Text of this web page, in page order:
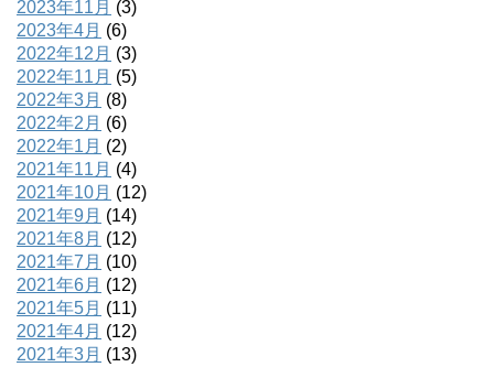
2023年11月 (3)
2023年4月 (6)
2022年12月 (3)
2022年11月 (5)
2022年3月 (8)
2022年2月 (6)
2022年1月 (2)
2021年11月 (4)
2021年10月 (12)
2021年9月 (14)
2021年8月 (12)
2021年7月 (10)
2021年6月 (12)
2021年5月 (11)
2021年4月 (12)
2021年3月 (13)